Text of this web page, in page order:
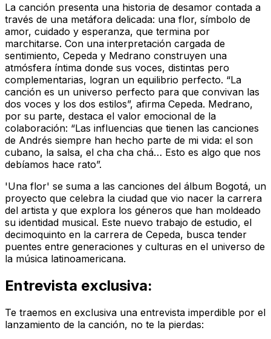
La canción presenta una historia de desamor contada a
través de una metáfora delicada: una flor, símbolo de
amor, cuidado y esperanza, que termina por
marchitarse. Con una interpretación cargada de
sentimiento, Cepeda y Medrano construyen una
atmósfera íntima donde sus voces, distintas pero
complementarias, logran un equilibrio perfecto. “La
canción es un universo perfecto para que convivan las
dos voces y los dos estilos”, afirma Cepeda. Medrano,
por su parte, destaca el valor emocional de la
colaboración: “Las influencias que tienen las canciones
de Andrés siempre han hecho parte de mi vida: el son
cubano, la salsa, el cha cha chá… Esto es algo que nos
debíamos hace rato”.
'Una flor' se suma a las canciones del álbum Bogotá, un
proyecto que celebra la ciudad que vio nacer la carrera
del artista y que explora los géneros que han moldeado
su identidad musical. Este nuevo trabajo de estudio, el
decimoquinto en la carrera de Cepeda, busca tender
puentes entre generaciones y culturas en el universo de
la música latinoamericana.
Entrevista exclusiva:
Te traemos en exclusiva una entrevista imperdible por el
lanzamiento de la canción, no te la pierdas: